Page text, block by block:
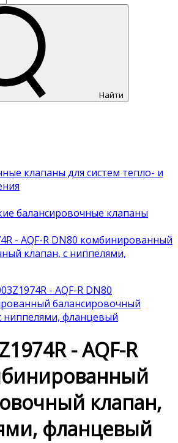
Найти
клапаны для систем тепло- и
балансировочные клапаны
- AQF-R DN80 комбинированный
клапан, с ниппелями,
- AQF-R
клапан,
фланцевый